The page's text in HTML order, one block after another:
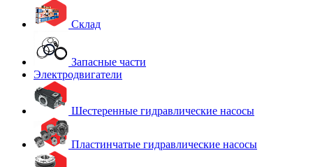
Склад
Запасные части
Электродвигатели
Шестеренные гидравлические насосы
Пластинчатые гидравлические насосы